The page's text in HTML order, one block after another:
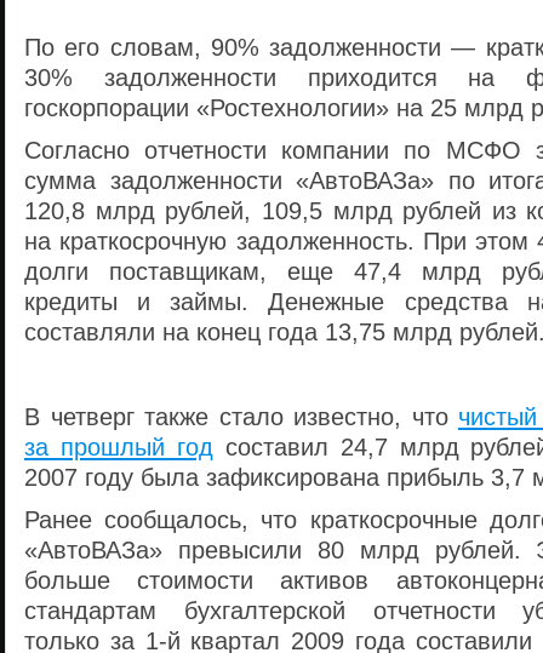
По его словам, 90% задолженности —
30% задолженности приходится на
госкорпорации «Ростехнологии» на 25 млрд
Согласно отчетности компании по МСФО
сумма задолженности «АвтоВАЗа» по
120,8 млрд рублей, 109,5 млрд рублей из
на краткосрочную задолженность. При
долги поставщикам, еще 47,4 млрд
кредиты и займы. Денежные средства
составляли на конец года 13,75 млрд
В четверг также стало известно, что
за прошлый год составил 24,7 млрд
2007 году была зафиксирована прибыль 3,7
Ранее сообщалось, что краткосрочные
«АвтоВАЗа» превысили 80 млрд рублей.
больше стоимости активов
стандартам бухгалтерской отчетности
только за 1-й квартал 2009 года